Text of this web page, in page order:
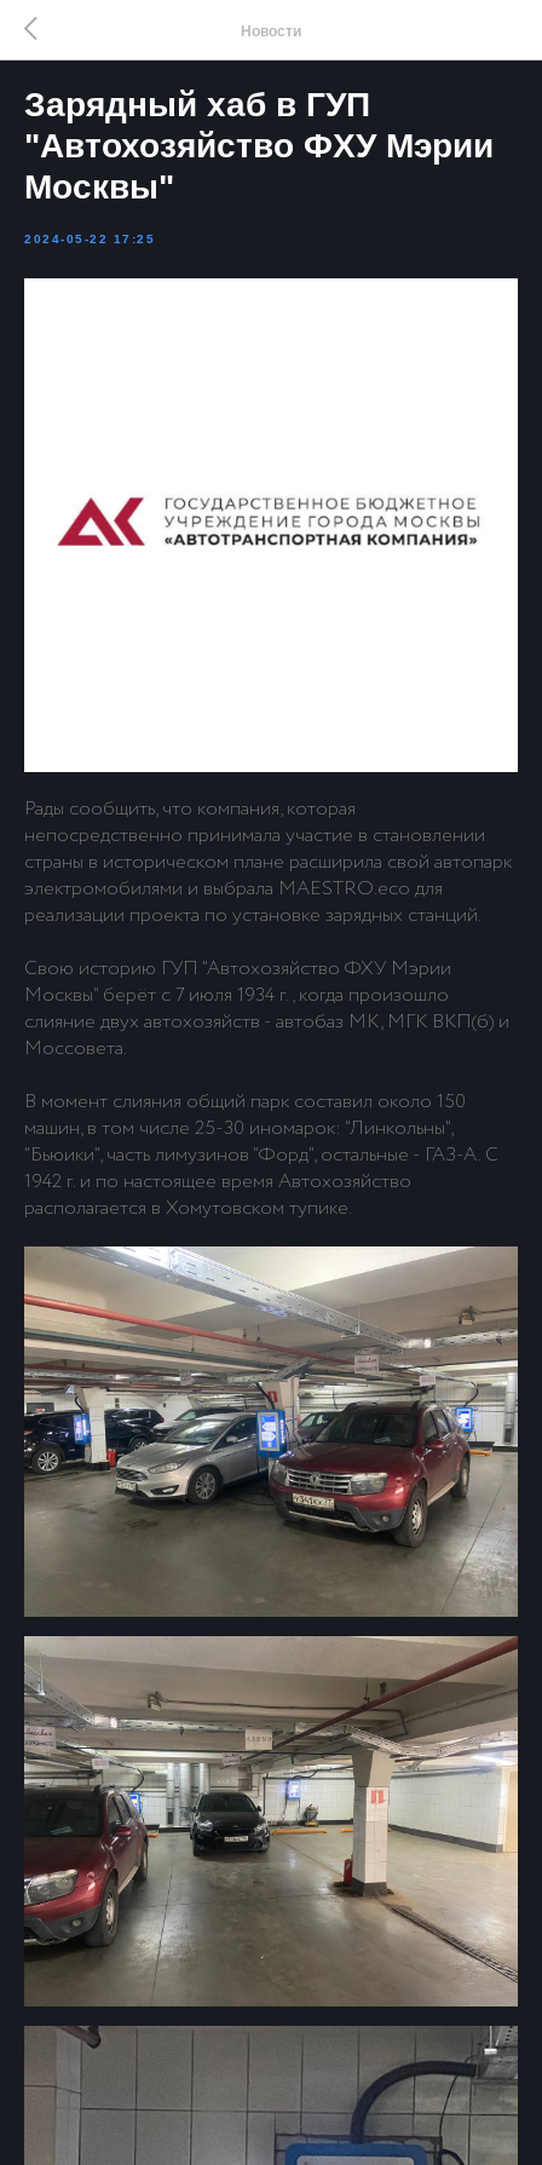
Новости
Зарядный хаб в ГУП
"Автохозяйство ФХУ Мэрии
Москвы"
2024-05-22 17:25
Рады сообщить, что компания, которая
непосредственно принимала участие в становлении
страны в историческом плане расширила свой автопарк
электромобилями и выбрала MAESTRO.eco для
реализации проекта по установке зарядных станций.
Свою историю ГУП "Автохозяйство ФХУ Мэрии
Москвы" берёт с 7 июля 1934 г., когда произошло
слияние двух автохозяйств - автобаз МК, МГК ВКП(б) и
Моссовета.
В момент слияния общий парк составил около 150
машин, в том числе 25-30 иномарок: "Линкольны",
"Бьюики", часть лимузинов "Форд", остальные - ГАЗ-А. С
1942 г. и по настоящее время Автохозяйство
располагается в Хомутовском тупике.